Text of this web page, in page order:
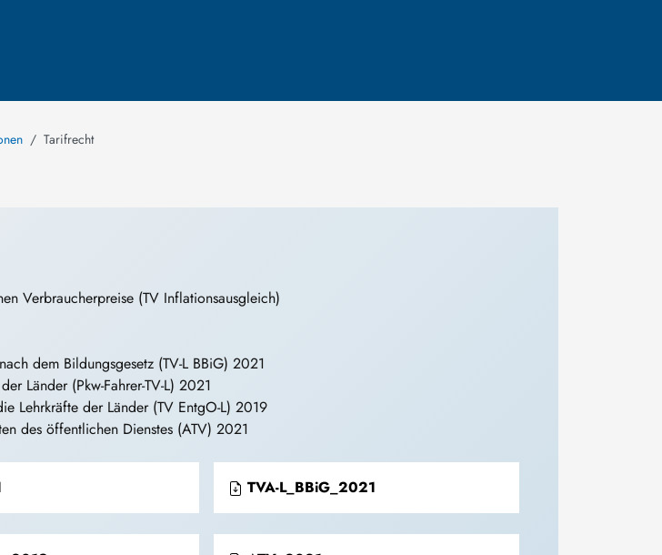
Tarifrecht
Verbraucherpreise (TV Inflationsausgleich)
dem Bildungsgesetz (TV-L BBiG) 2021
Länder (Pkw-Fahrer-TV-L) 2021
Lehrkräfte der Länder (TV EntgO-L) 2019
des öffentlichen Dienstes (ATV) 2021
TVA-L_BBiG_2021